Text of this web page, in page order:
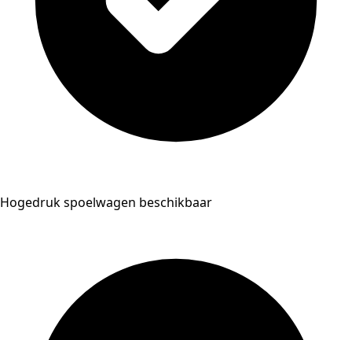
Hogedruk spoelwagen beschikbaar